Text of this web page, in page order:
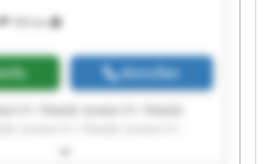
183 km
Anrufen
F1-TRADE-GmbH F1-TRADE-GmbH